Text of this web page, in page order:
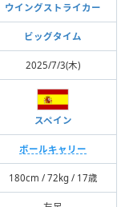
ウイングストライカー
ビッグタイム
2025/7/3(木)
スペイン
ボールキャリー
180cm / 72kg / 17歳